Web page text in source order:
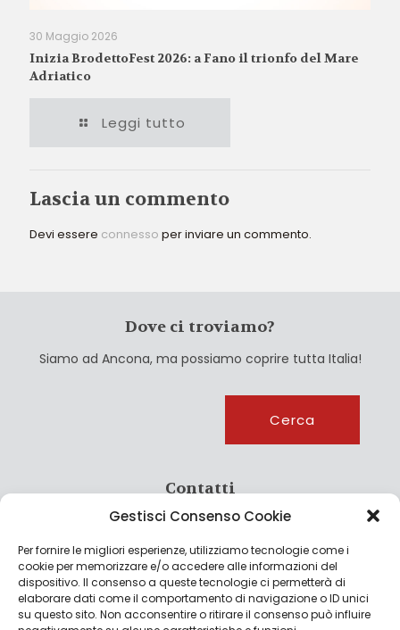
Gestisci Consenso Cookie
Per fornire le migliori esperienze, utilizziamo tecnologie come i
cookie per memorizzare e/o accedere alle informazioni del
dispositivo. Il consenso a queste tecnologie ci permetterà di
elaborare dati come il comportamento di navigazione o ID unici
su questo sito. Non acconsentire o ritirare il consenso può influire
30 Maggio 2026
Inizia BrodettoFest 2026: a Fano il trionfo del Mare
Adriatico
Leggi tutto
Lascia un commento
Devi essere connesso per inviare un commento.
Dove ci troviamo?
Siamo ad Ancona, ma possiamo coprire tutta Italia!
Cerca
Contatti
info@culturagroalimentare.com
Note legali